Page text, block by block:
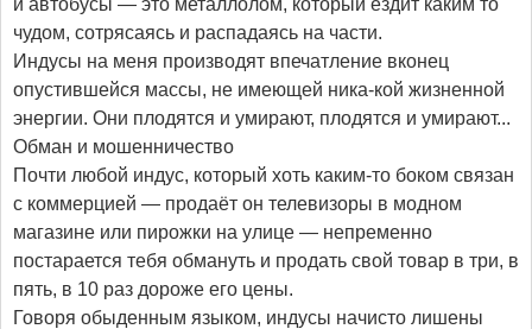
и автобусы — это металлолом, который ездит каким то
чудом, сотрясаясь и распадаясь на части.
Индусы на меня производят впечатление вконец
опустившейся массы, не имеющей ника-кой жизненной
энергии. Они плодятся и умирают, плодятся и умирают...
Обман и мошенничество
Почти любой индус, который хоть каким-то боком связан
с коммерцией — продаёт он телевизоры в модном
магазине или пирожки на улице — непременно
постарается тебя обмануть и продать свой товар в три, в
пять, в 10 раз дороже его цены.
Говоря обыденным языком, индусы начисто лишены